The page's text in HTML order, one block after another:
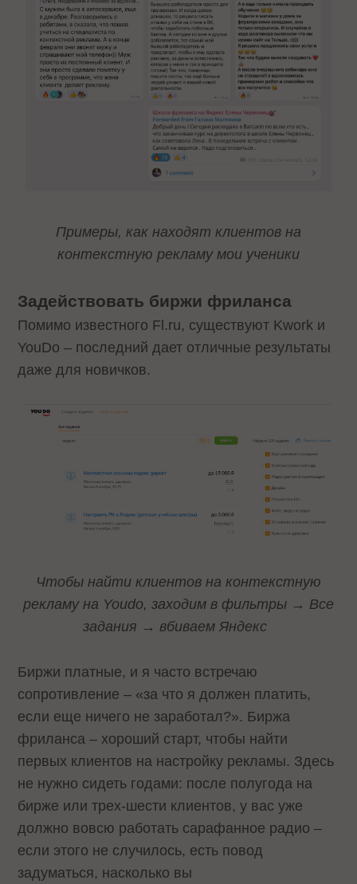
Примеры, как находят клиентов на
контекстную рекламу мои ученики
Задействовать биржи фриланса
Помимо известного Fl.ru, существуют Kwork и
YouDo – последний дает отличные результаты
даже для новичков.
Чтобы найти клиентов на контекстную
рекламу на Youdo, заходим в фильтры → Все
задания → вбиваем Яндекс
Биржи платные, и я часто встречаю
сопротивление – «за что я должен платить,
если еще ничего не заработал?». Биржа
фриланса – хороший старт, чтобы найти
первых клиентов на настройку рекламы. Здесь
не нужно сидеть годами: после полугода на
бирже или трех-шести клиентов, у вас уже
должно вовсю работать сарафанное радио –
если этого не случилось, есть повод
задуматься, насколько вы